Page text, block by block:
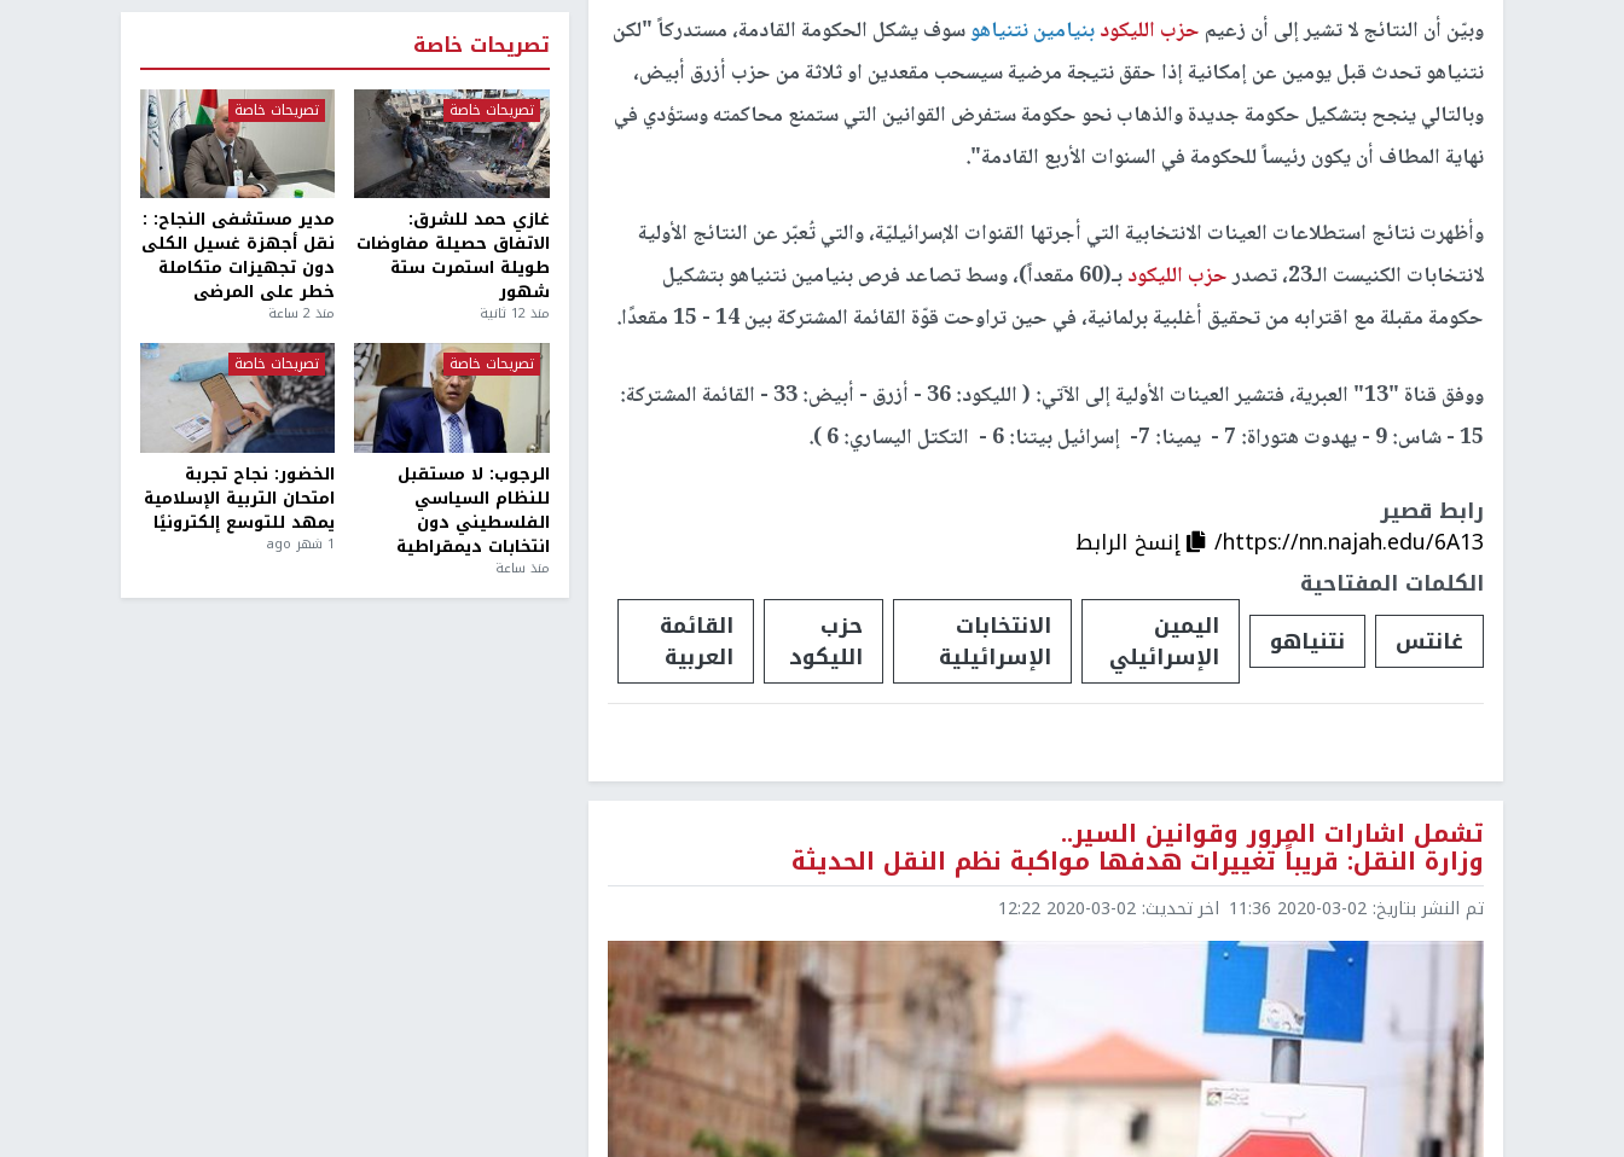
وبيّن أن النتائج لا تشير إلى أن زعيم حزب الليكودبنيامين نتنياهوسوف يشكل الحكومة القادمة، مستدركاً "لكن
نتنياهو تحدث قبل يومين عن إمكانية إذا حقق نتيجة مرضية سيسحب مقعدين او ثلاثة من حزب أزرق أبيض،
وبالتالي ينجح بتشكيل حكومة جديدة والذهاب نحو حكومة ستفرض القوانين التي ستمنع محاكمته وستؤدي في
نهاية المطاف أن يكون رئيساً للحكومة في السنوات الأربع القادمة".
وأظهرت نتائج استطلاعات العينات الانتخابية التي أجرتها القنوات الإسرائيليّة، والتي تُعبّر عن النتائج الأولية
لانتخابات الكنيست الـ23، تصدر
حزب الليكود
بـ(60 مقعداً)، وسط تصاعد فرص بنيامين نتنياهو بتشكيل
حكومة مقبلة مع اقترابه من تحقيق أغلبية برلمانية، في حين تراوحت قوّة القائمة المشتركة بين 14 - 15 مقعدًا.
ووفق قناة "13" العبرية، فتشير العينات الأولية إلى الآتي: ( الليكود: 36 - أزرق - أبيض: 33 - القائمة المشتركة:
15 - شاس: 9 - يهدوت هتوراة: 7 - يمينا: 7- إسرائيل بيتنا: 6 - التكتل اليساري: 6 ).
رابط قصير
https://nn.najah.edu/6A13/
إنسخ الرابط
الكلمات المفتاحية
غانتس
نتنياهو اليمين
الإسرائيلي
الانتخابات
الإسرائيلية
حزب
الليكود
القائمة
العربية
تشمل اشارات المرور وقوانين السير..
وزارة النقل: قريباً تغييرات هدفها مواكبة نظم النقل الحديثة
تم النشر بتاريخ: 2020-03-02 11:36 اخر تحديث: 2020-03-02 12:22
تصريحات خاصة
تصريحات خاصة
غازي حمد للشرق:
الاتفاق حصيلة مفاوضات
طويلة استمرت ستة
شهور
منذ 12 ثانية
تصريحات خاصة
مدير مستشفى النجاح: :
نقل أجهزة غسيل الكلى
دون تجهيزات متكاملة
خطر على المرضى
منذ 2 ساعة
تصريحات خاصة
الرجوب: لا مستقبل
للنظام السياسي
الفلسطيني دون
انتخابات ديمقراطية
منذ ساعة
تصريحات خاصة
الخضور: نجاح تجربة
امتحان التربية الإسلامية
يمهد للتوسع إلكترونيًا
1 شهر ago